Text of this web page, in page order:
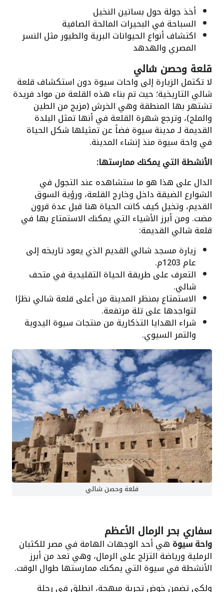
أخذ جولة حول بساتين النخيل
السباحة في البحيرات المالحة الصافية
اكتشاف أنواع الحيوانات البرية والطيور مثل النسر
المصري والهدهد
قلعة وحصن شالي
لا تكتمل الزيارة إلى واحات سيوة دون استكشاف قلعة
شالي التاريخية؛ حيث تم بناء هذه القلعة من مواد فريدة
تشتهر بها المنطقة وهي الخرش (مزيج من الطين
والملح)، وترجع شهرة القلعة في أنها تمثل البلدة
القديمة لـ مدينة سيوة فضاً عن تمثيلها شكل الحياة
في واحة سيوة منذ إنشاء المدينة.
الأنشطة التي يمكنك ممارستها:
الدال على هذا هو ما ستشاهده عند التجول في
الشوارع الضيقة داخل وخارج القلعة، ورؤية السوق
القديم، وتخيل كيف كانت الحياة هنا قبل عدة قرون
مضت. ومن أبرز الأشياء التي يمكنك الاستمتاع بها في
قلعة شالي القديمة:
زيارة مسجد شالي القديم الذي يعود تاريخه إلى
عام 1203م.
التعرف على طريقة الحياة التقليدية في متحف
شالي.
الاستمتاع بمنظر المدينة من أعلى قلعة شالي نظرًا
لتواجدها على تلة مرتفعة.
شراء الهدايا التذكارية من منتجات سيوة اليدوية
والتمر السيوي.
قلعة وحصن شالي
سفاري بحر الرمال الأعظم
واحة سيوة هي أحد الوجهات الهامة في مصر للكثبان
الرملية ورياضة التزلج على الرمال، وهي تعد من أبرز
الأنشطة في سيوة التي يمكنك ممارستها طوال الوقت.
ولكي تضمن خوض تجربة مبهجة، انطلق في رحلة